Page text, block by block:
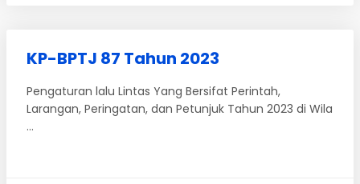
KP-BPTJ 87 Tahun 2023
Pengaturan lalu Lintas Yang Bersifat Perintah,
Larangan, Peringatan, dan Petunjuk Tahun 2023 di Wila
...